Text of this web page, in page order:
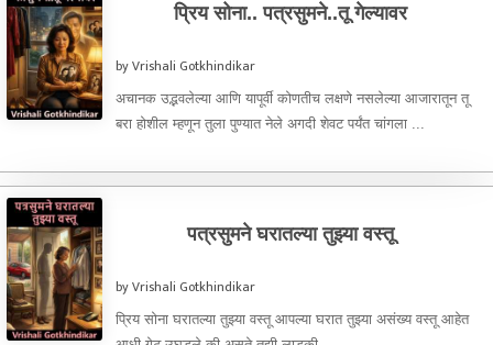
प्रिय सोना.. पत्रसुमने..तू गेल्यावर
by Vrishali Gotkhindikar
अचानक उद्भवलेल्या आणि यापूर्वी कोणतीच लक्षणे नसलेल्या आजारातून तू
बरा होशील म्हणून तुला पुण्यात नेले अगदी शेवट पर्यंत चांगला ...
पत्रसुमने घरातल्या तुझ्या वस्तू
by Vrishali Gotkhindikar
प्रिय सोना घरातल्या तुझ्या वस्तू आपल्या घरात तुझ्या असंख्य वस्तू आहेत